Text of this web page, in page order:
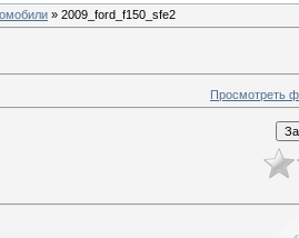
» 2009_ford_f150_sfe2
Просмотреть